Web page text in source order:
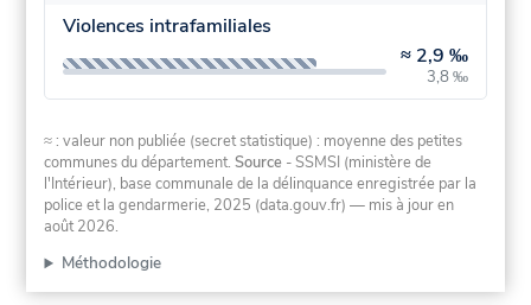
Violences intrafamiliales
≈ 2,9 ‰
3,8 ‰
≈ : valeur non publiée (secret statistique) : moyenne des petites
communes du département.Source - SSMSI (ministère de
l'Intérieur), base communale de la délinquance enregistrée par la
police et la gendarmerie, 2025 (data.gouv.fr) — mis à jour en
août 2026.
Méthodologie